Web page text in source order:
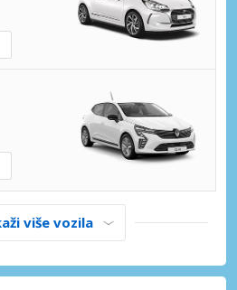
više vozila